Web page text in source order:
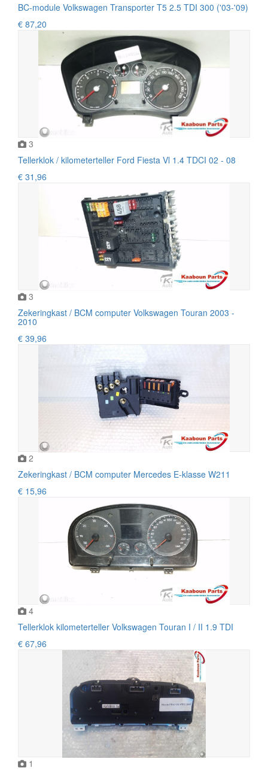
BC-module Volkswagen Transporter T5 2.5 TDI 300 ('03-'09)
€ 87,20
3
Tellerklok / kilometerteller Ford Fiesta Vl 1.4 TDCI 02 - 08
€ 31,96
3
Zekeringkast / BCM computer Volkswagen Touran 2003 -
2010
€ 39,96
2
Zekeringkast / BCM computer Mercedes E-klasse W211
€ 15,96
4
Tellerklok kilometerteller Volkswagen Touran I / II 1.9 TDI
€ 67,96
1